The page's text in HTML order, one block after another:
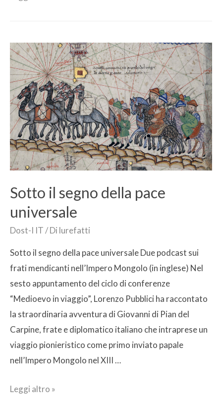
Sotto il segno della pace
universale
Dost-I IT/ Di lurefatti
Sotto il segno della pace universale Due podcast sui
frati mendicanti nell’Impero Mongolo (in inglese) Nel
sesto appuntamento del ciclo di conferenze
“Medioevo in viaggio”, Lorenzo Pubblici ha raccontato
la straordinaria avventura di Giovanni di Pian del
Carpine, frate e diplomatico italiano che intraprese un
viaggio pionieristico come primo inviato papale
nell’Impero Mongolo nel XIII …
Leggi altro »